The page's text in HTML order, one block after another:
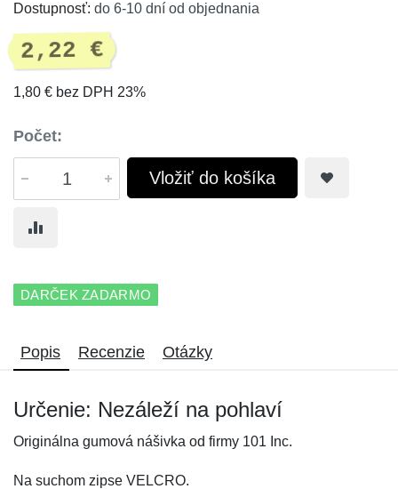
Dostupnosť: do 6-10 dní od objednania
2,22 €
1,80 € bez DPH 23%
Počet:
Vložiť do košíka
DARČEK ZADARMO
Popis Recenzie Otázky
Určenie: Nezáleží na pohlaví
Originálna gumová nášivka od firmy 101 Inc.
Na suchom zipse VELCRO.